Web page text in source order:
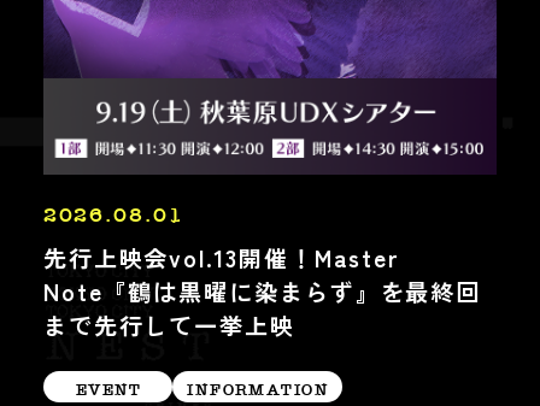
先行上映会vol.13開催！Master
Note『鶴は黒曜に染まらず』を最終回
まで先行して一挙上映
EVENT INFORMATION
2026.08.01